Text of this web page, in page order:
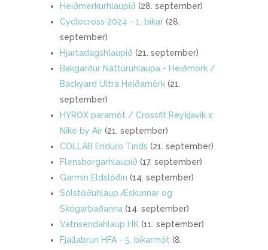
Heiðmerkurhlaupið (28. september)
Cyclocross 2024 - 1. bikar (28.
september)
Hjartadagshlaupið (21. september)
Bakgarður Náttúruhlaupa - Heiðmörk /
Backyard Ultra Heiðamörk (21.
september)
HYROX paramót / Crossfit Reykjavík x
Nike by Air (21. september)
COLLAB Enduro Tinds (21. september)
Flensborgarhlaupið (17. september)
Garmin Eldslóðin (14. september)
Sólstöðuhlaup Æskunnar og
Skógarbaðanna (14. september)
Vatnsendahlaup HK (11. september)
Fjallabrun HFA - 5. bikarmót (8.